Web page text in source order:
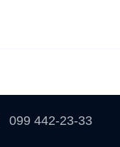
099 442-23-33